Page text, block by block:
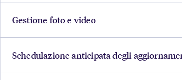
Gestione foto e video
Schedulazione anticipata degli